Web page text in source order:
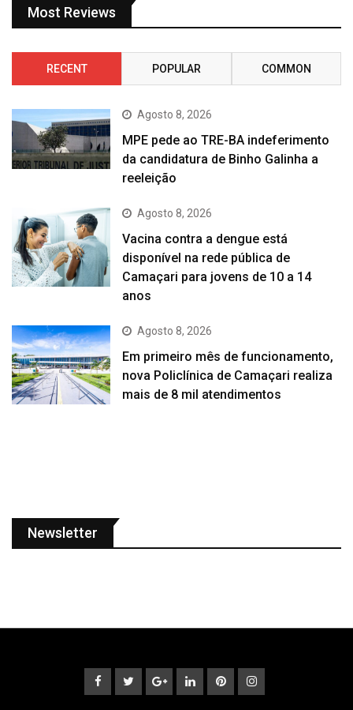
Most Reviews
RECENT POPULAR COMMON
Agosto 8, 2026
MPE pede ao TRE-BA indeferimento
da candidatura de Binho Galinha a
reeleição
Agosto 8, 2026
Vacina contra a dengue está
disponível na rede pública de
Camaçari para jovens de 10 a 14
anos
Agosto 8, 2026
Em primeiro mês de funcionamento,
nova Policlínica de Camaçari realiza
mais de 8 mil atendimentos
Newsletter